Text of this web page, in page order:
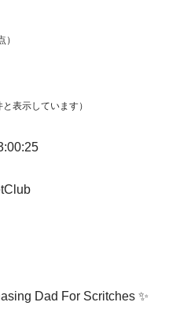
）
表示しています）
Dad For Scritches ✨